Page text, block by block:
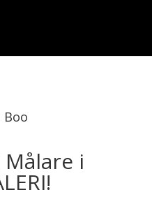
Boo
i